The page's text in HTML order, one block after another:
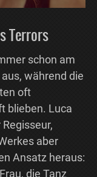
Terrors
schon am
während die
oft
blieben. Luca
aber
Ansatz heraus:
die Tanz